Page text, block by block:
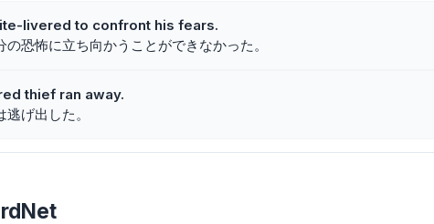
livered to confront his fears.
恐怖に立ち向かうことができなかった。
thief ran away.
げ出した。